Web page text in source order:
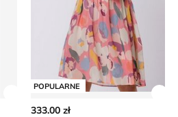
POPULARNE
333.00 zł